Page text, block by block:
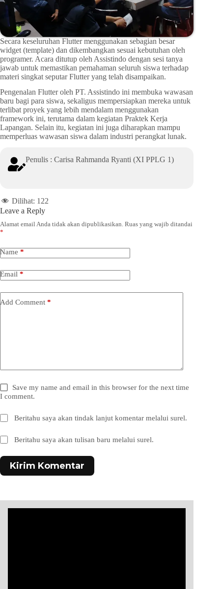
Secara keseluruhan Flutter menggunakan sebagian besar
widget (template) dan dikembangkan sesuai kebutuhan oleh
programer. Acara ditutup oleh Assistindo dengan sesi tanya
jawab untuk memastikan pemahaman seluruh siswa terhadap
materi singkat seputar Flutter yang telah disampaikan.
Pengenalan Flutter oleh PT. Assistindo ini membuka wawasan
baru bagi para siswa, sekaligus mempersiapkan mereka untuk
terlibat proyek yang lebih mendalam menggunakan
framework ini, terutama dalam kegiatan Praktek Kerja
Lapangan. Selain itu, kegiatan ini juga diharapkan mampu
memperluas wawasan siswa dalam industri perangkat lunak.
Penulis : Carisa Rahmanda Ryanti (XI PPLG 1)
Dilihat: 122
Leave a Reply
Alamat email Anda tidak akan dipublikasikan. Ruas yang wajib ditandai
*
Name *
Email *
Add Comment *
Save my name and email in this browser for the next time
I comment.
Beritahu saya akan tindak lanjut komentar melalui surel.
Beritahu saya akan tulisan baru melalui surel.
Kirim Komentar